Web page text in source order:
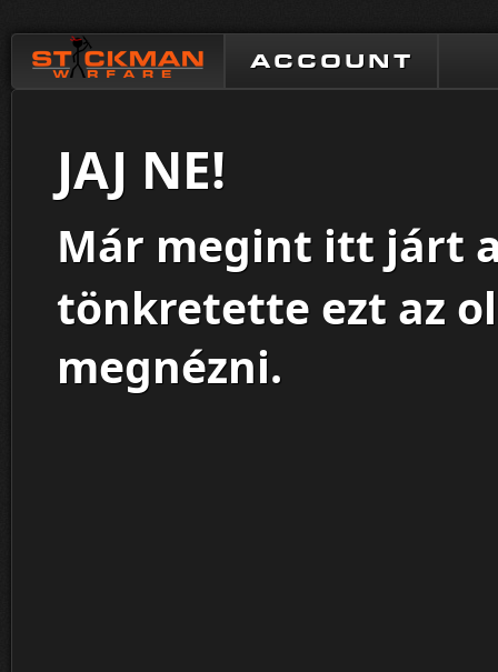
ACCOUNT
JAJ NE!
Már megint itt járt
tönkretette ezt az
megnézni.